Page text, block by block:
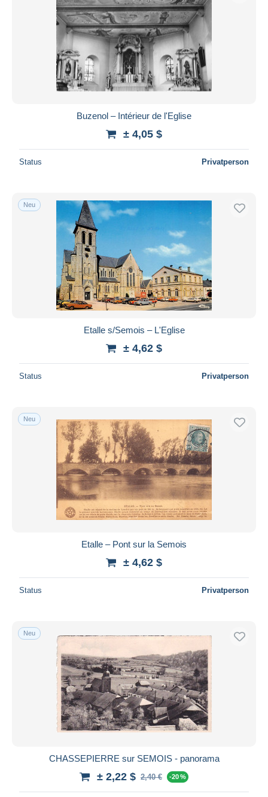
Buzenol – Intérieur de l'Eglise
± 4,05 $
Status Privatperson
Neu
Etalle s/Semois – L'Eglise
± 4,62 $
Status Privatperson
Neu
Etalle – Pont sur la Semois
± 4,62 $
Status Privatperson
Neu
CHASSEPIERRE sur SEMOIS - panorama
± 2,22 $ 2,40 € -20 %